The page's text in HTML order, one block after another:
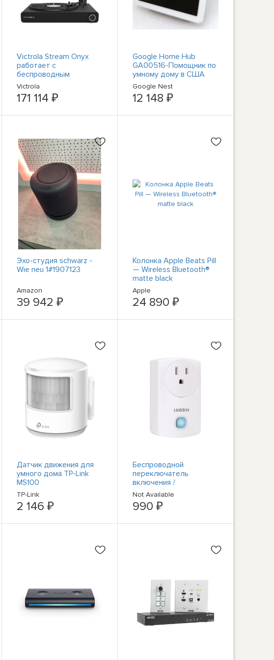
Victrola Stream Onyx
работает с
беспроводным
проигрывателем Sonos
и Sonos Era 300
Victrola
171 114 ₽
Google Home Hub
GA00516-Помощник по
умному дому в США
Google Nest
12 148 ₽
Эхо-студия schwarz -
Wie neu 1#1907123
Amazon
39 942 ₽
Колонка Apple Beats Pill
— Wireless Bluetooth®
matte black
Apple
24 890 ₽
Датчик движения для
умного дома TP-Link
MS100
TP-Link
2 146 ₽
Беспроводной
переключатель
включения /
выключения Uniden
USHC-2 Белый
Not Available
990 ₽